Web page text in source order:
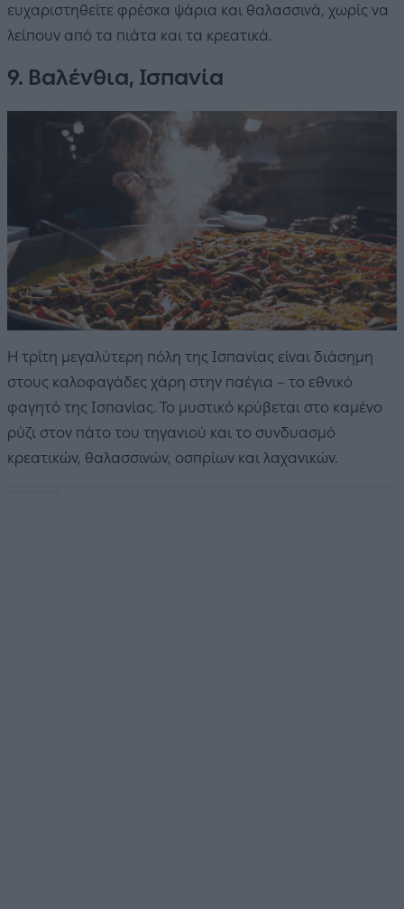
ευχαριστηθείτε φρέσκα ψάρια και θαλασσινά, χωρίς να
λείπουν από τα πιάτα και τα κρεατικά.
9. Βαλένθια, Ισπανία
Η τρίτη μεγαλύτερη πόλη της Ισπανίας είναι διάσημη
στους καλοφαγάδες χάρη στην παέγια – το εθνικό
φαγητό της Ισπανίας. Το μυστικό κρύβεται στο καμένο
ρύζι στον πάτο του τηγανιού και το συνδυασμό
κρεατικών, θαλασσινών, οσπρίων και λαχανικών.